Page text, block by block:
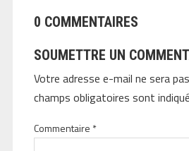
0 COMMENTAIRES
SOUMETTRE UN
Votre adresse e-mail ne sera
champs obligatoires sont
Commentaire *